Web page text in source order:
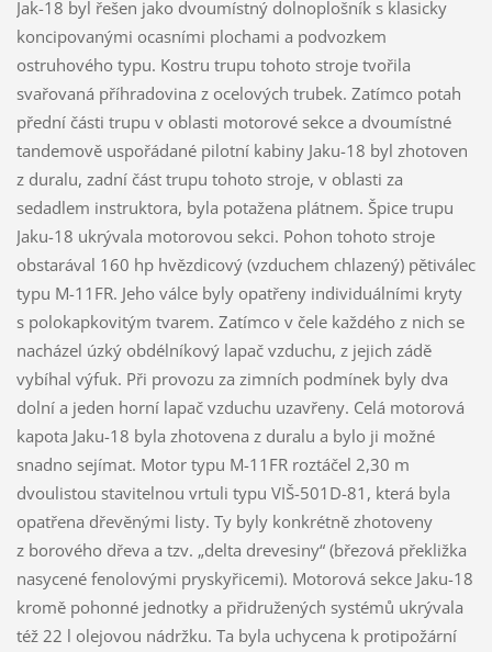
Jak-18 byl řešen jako dvoumístný dolnoplošník s klasicky
koncipovanými ocasními plochami a podvozkem
ostruhového typu. Kostru trupu tohoto stroje tvořila
svařovaná příhradovina z ocelových trubek. Zatímco potah
přední části trupu v oblasti motorové sekce a dvoumístné
tandemově uspořádané pilotní kabiny Jaku-18 byl zhotoven
z duralu, zadní část trupu tohoto stroje, v oblasti za
sedadlem instruktora, byla potažena plátnem. Špice trupu
Jaku-18 ukrývala motorovou sekci. Pohon tohoto stroje
obstarával 160 hp hvězdicový (vzduchem chlazený) pětiválec
typu M-11FR. Jeho válce byly opatřeny individuálními kryty
s polokapkovitým tvarem. Zatímco v čele každého z nich se
nacházel úzký obdélníkový lapač vzduchu, z jejich zádě
vybíhal výfuk. Při provozu za zimních podmínek byly dva
dolní a jeden horní lapač vzduchu uzavřeny. Celá motorová
kapota Jaku-18 byla zhotovena z duralu a bylo ji možné
snadno sejímat. Motor typu M-11FR roztáčel 2,30 m
dvoulistou stavitelnou vrtuli typu VIŠ-501D-81, která byla
opatřena dřevěnými listy. Ty byly konkrétně zhotoveny
z borového dřeva a tzv. „delta drevesiny“ (březová překližka
nasycené fenolovými pryskyřicemi). Motorová sekce Jaku-18
kromě pohonné jednotky a přidružených systémů ukrývala
též 22 l olejovou nádržku. Ta byla uchycena k protipožární